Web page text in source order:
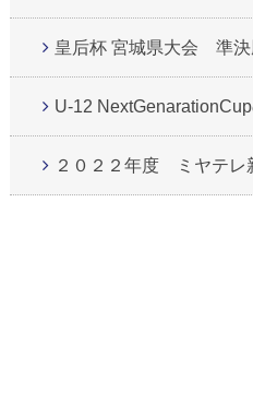
皇后杯 宮城県大会 準決
U-12
２０２２年度 ミヤテレ